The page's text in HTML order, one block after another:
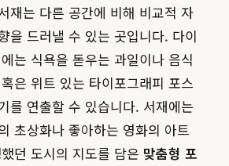
재는 다른 공간에 비해 비교적 자
을 드러낼 수 있는 곳입니다. 다이
는 식욕을 돋우는 과일이나 음식
은 위트 있는 타이포그래피 포스
를 연출할 수 있습니다. 서재에는
초상화나 좋아하는 영화의 아트
던 도시의 지도를 담은 맞춤형 포